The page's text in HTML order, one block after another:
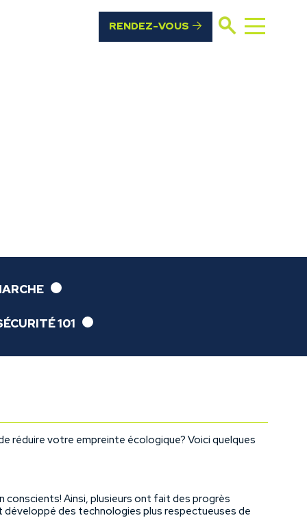
RENDEZ-VOUS Rechercher
101
réduire votre empreinte écologique? Voici quelques
conscients! Ainsi, plusieurs ont fait des progrès
développé des technologies plus respectueuses de